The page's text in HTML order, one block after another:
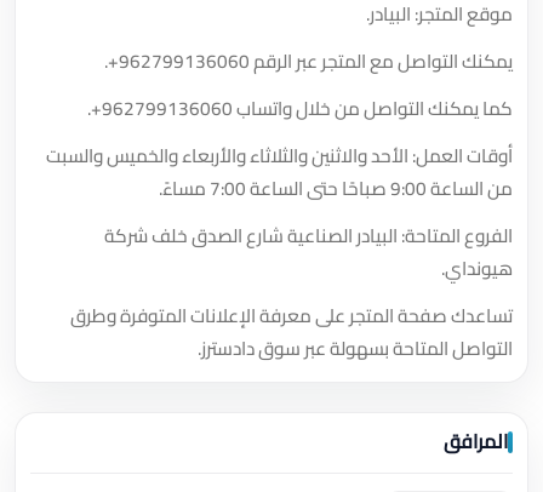
موقع المتجر: البيادر.
يمكنك التواصل مع المتجر عبر الرقم+962799136060
.
كما يمكنك التواصل من خلال واتساب+962799136060
.
أوقات العمل: الأحد والاثنين والثلاثاء والأربعاء والخميس والسبت
من الساعة 9:00 صباحًا حتى الساعة 7:00 مساءً.
الفروع المتاحة: البيادر الصناعية شارع الصدق خلف شركة
هيونداي.
تساعدك صفحة المتجر على معرفة الإعلانات المتوفرة وطرق
التواصل المتاحة بسهولة عبر سوق دادسترز.
المرافق